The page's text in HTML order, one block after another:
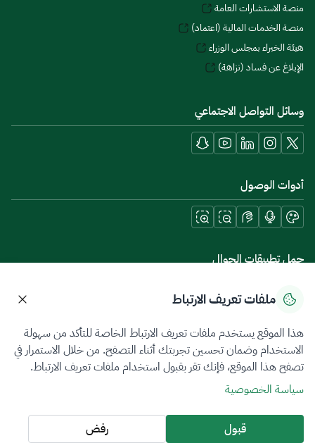
منصة الاستشارات العامة
منصة الخدمات المالية (اعتماد)
هيئة الخبراء بمجلس الوزراء
الإبلاغ عن فساد (نزاهة)
وسائل التواصل الاجتماعي
أدوات الوصول
حمل تطبيقات الجوال
سياسة الخصوصيةشروط الاستخدامخريطة الموقع
جميع الحقوق محفوظة 2026 © ZATCA.GOV.SA
تم تطويره وصيانته بواسطة هيئة الزكاة والضريبة والجمارك
آخر تحديث للموقع في
ملفات تعريف الارتباط
هذا الموقع يستخدم ملفات تعريف الارتباط الخاصة للتأكد من سهولة
الاستخدام وضمان تحسين تجربتك أثناء التصفح. من خلال الاستمرار في
تصفح هذا الموقع، فإنك تقر بقبول استخدام ملفات تعريف الارتباط.
سياسة الخصوصية
قبول رفض